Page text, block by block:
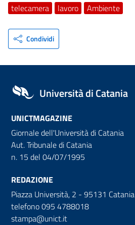
telecamera
lavoro Ambiente
Condividi
Università di Catania
UNICTMAGAZINE
Giornale dell'Università di Catania
Aut. Tribunale di Catania
n. 15 del 04/07/1995
REDAZIONE
Piazza Università, 2 - 95131 Catania
telefono 095 4788018
stampa@unict.it